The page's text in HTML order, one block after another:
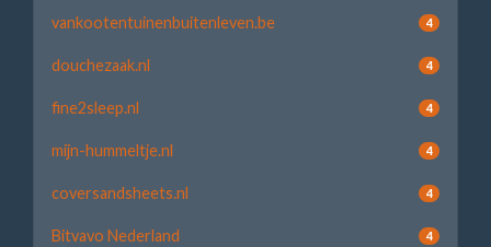
vankootentuinenbuitenleven.be 4
douchezaak.nl 4
fine2sleep.nl 4
mijn-hummeltje.nl 4
coversandsheets.nl 4
Bitvavo Nederland 4